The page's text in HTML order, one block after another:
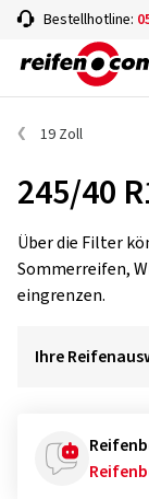
Bestellhotline:
19 Zoll
245/40
Über die Filter
Sommerreifen,
eingrenzen.
Ihre